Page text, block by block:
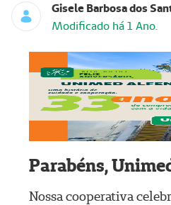
Gisele Barbosa dos
Modificado há 1 Ano.
Parabéns,
Nossa cooperativa